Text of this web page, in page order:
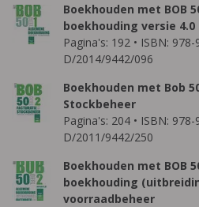
Boekhouden met BOB
boekhouding versie 4.0
Pagina's: 192 • ISBN:
D/2014/9442/096
Boekhouden met Bob
Stockbeheer
Pagina's: 204 • ISBN:
D/2011/9442/250
Boekhouden met BOB
boekhouding
voorraadbeheer